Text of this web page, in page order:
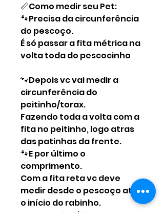
📏Como medir seu Pet:
🐾Precisa da circunferência
do pescoço.
É só passar a fita métrica na
volta toda do pescocinho
🐾Depois vc vai medir a
circunferência do
peitinho/torax.
Fazendo toda a volta com a
fita no peitinho, logo atras
das patinhas da frente.
🐾E por último o
comprimento.
Com a fita reta vc deve
medir desde o pescoço até
o início do rabinho.
Acompanhe última